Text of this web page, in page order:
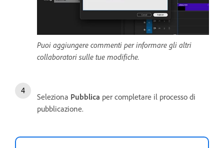
Puoi aggiungere commenti per informare gli altri
collaboratori sulle tue modifiche.
Seleziona Pubblica per completare il processo di
pubblicazione.